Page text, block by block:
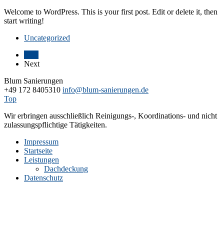
Welcome to WordPress. This is your first post. Edit or delete it, then
start writing!
Uncategorized
Next
Blum Sanierungen
+49 172 8405310 info@blum-sanierungen.de
Top
Wir erbringen ausschließlich Reinigungs-, Koordinations- und nicht
zulassungspflichtige Tätigkeiten.
Impressum
Startseite
Leistungen
Dachdeckung
Datenschutz